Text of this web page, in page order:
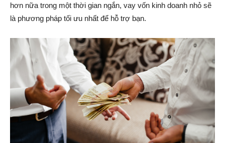
hơn nữa trong một thời gian ngắn, vay vốn kinh doanh nhỏ sẽ
là phương pháp tối ưu nhất để hỗ trợ bạn.